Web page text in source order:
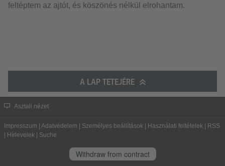
feltéptem az ajtót, és köszönés nélkül elrohantam.
A LAP TETEJÉRE
Asztali nézet
Impresszum Adatvédelem Személyes beállítások Használati feltételek
RSS
Hírlevelek Suche
Withdraw from contract